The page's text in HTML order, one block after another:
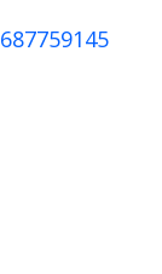
687759145